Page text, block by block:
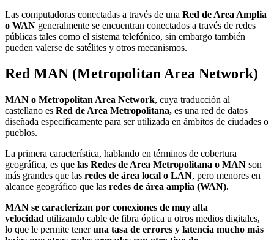
Las computadoras conectadas a través de una Red de Area Amplia
o WAN generalmente se encuentran conectados a través de redes
públicas tales como el sistema telefónico, sin embargo también
pueden valerse de satélites y otros mecanismos.
Red MAN (Metropolitan Area Network)
MAN o Metropolitan Area Network, cuya traducción al
castellano es Red de Area Metropolitana, es una red de datos
diseñada específicamente para ser utilizada en ámbitos de ciudades o
pueblos.
La primera característica, hablando en términos de cobertura
geográfica, es que las Redes de Area Metropolitana o MAN son
más grandes que las redes de área local o LAN, pero menores en
alcance geográfico que las redes de área amplia (WAN).
MAN se caracterizan por conexiones de muy alta
velocidad utilizando cable de fibra óptica u otros medios digitales,
lo que le permite teneruna tasa de errores y latencia mucho más